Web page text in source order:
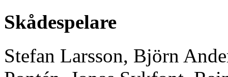
Skådespelare
Stefan Larsson, Björn